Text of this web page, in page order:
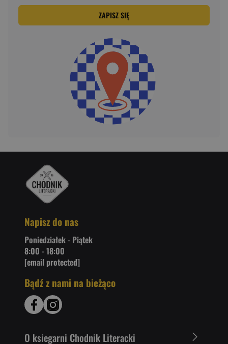
ZAPISZ SIĘ
Napisz do nas
Poniedziałek - Piątek
8:00 - 18:00
[email protected]
Bądź z nami na bieżąco
O ksiegarni Chodnik Literacki